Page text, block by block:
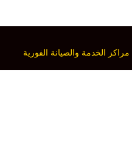
مراكز الخدمة والصيانة الفورية